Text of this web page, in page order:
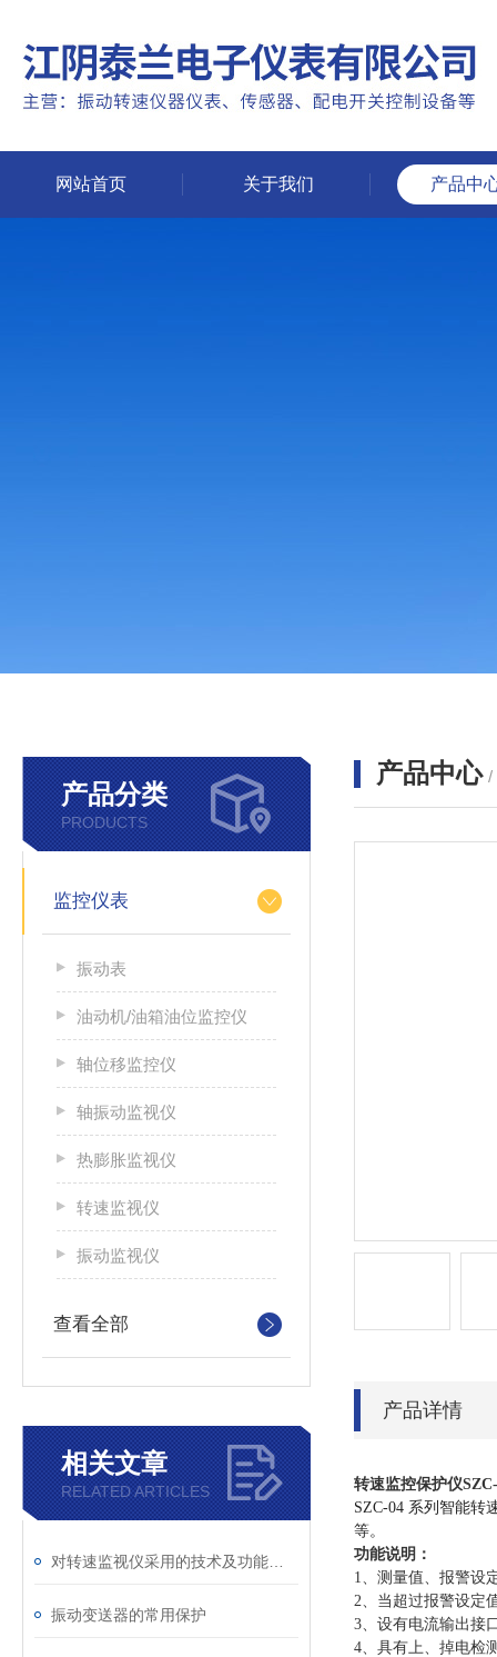
网站首页 关于我们 产品中
产品分类
PRODUCTS
监控仪表
振动表
油动机/油箱油位监控仪
轴位移监控仪
轴振动监视仪
热膨胀监视仪
转速监视仪
振动监视仪
查看全部
相关文章
RELATED ARTICLES
振动变送器的常用保护
产品中心 /
产品详情
转速监控保护仪
SZC-04 系列智能转
等。
功能说明：
1、测量值、报警设
2、当超过报警设定
3、设有电流输出接
4、具有上、掉电检